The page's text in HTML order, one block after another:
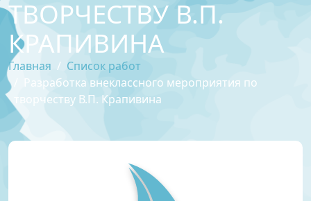
ТВОРЧЕСТВУ В.П.
КРАПИВИНА
Главная
Список работ
Разработка внеклассного мероприятия по
творчеству В.П. Крапивина